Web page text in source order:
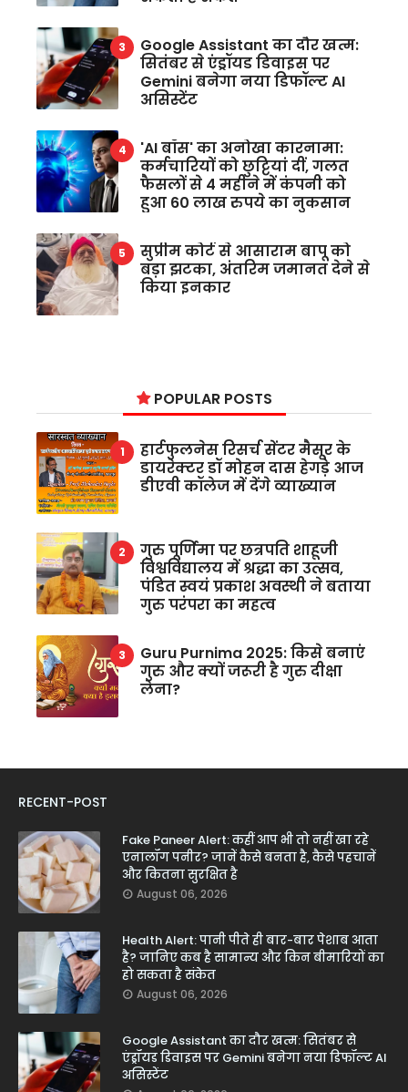
Google Assistant का दौर खत्म:
सितंबर से एंड्रॉयड डिवाइस पर
Gemini बनेगा नया डिफॉल्ट AI
असिस्टेंट
'AI बॉस' का अनोखा कारनामा:
कर्मचारियों को छुट्टियां दीं, गलत
फैसलों से 4 महीने में कंपनी को
हुआ 60 लाख रुपये का नुकसान
सुप्रीम कोर्ट से आसाराम बापू को
बड़ा झटका, अंतरिम जमानत देने से
किया इनकार
POPULAR POSTS
हार्टफुलनेस रिसर्च सेंटर मैसूर के
डायरेक्टर डॉ मोहन दास हेगड़े आज
डीएवी कॉलेज में देंगे व्याख्यान
गुरु पूर्णिमा पर छत्रपति शाहूजी
विश्वविद्यालय में श्रद्धा का उत्सव,
पंडित स्वयं प्रकाश अवस्थी ने बताया
गुरु परंपरा का महत्व
Guru Purnima 2025: किसे बनाएं
गुरु और क्यों जरूरी है गुरु दीक्षा
लेना?
RECENT-POST
Fake Paneer Alert: कहीं आप भी तो नहीं खा रहे
एनालॉग पनीर? जानें कैसे बनता है, कैसे पहचानें
और कितना सुरक्षित है
August 06, 2026
Health Alert: पानी पीते ही बार-बार पेशाब आता
है? जानिए कब है सामान्य और किन बीमारियों का
हो सकता है संकेत
August 06, 2026
Google Assistant का दौर खत्म: सितंबर से
एंड्रॉयड डिवाइस पर Gemini बनेगा नया डिफॉल्ट AI
असिस्टेंट